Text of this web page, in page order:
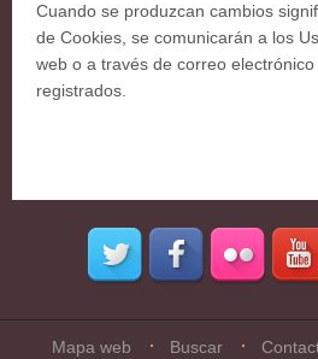
Cuando se produzcan cambios
de Cookies, se comunicarán a los
web o a través de correo
registrados.
Mapa web Buscar